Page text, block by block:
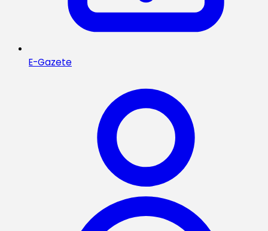
E-Gazete